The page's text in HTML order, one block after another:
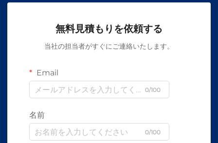
無料見積もりを依頼する
当社の担当者がすぐにご連絡いたします。
Email
0/100
名前
0/100